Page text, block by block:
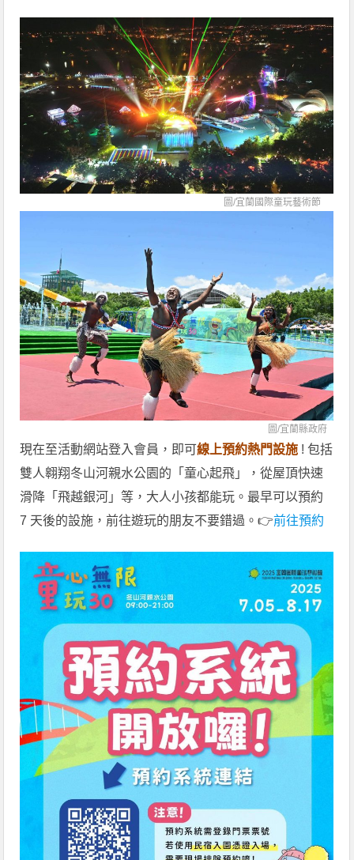
圖/宜蘭國際童玩藝術節
圖/宜蘭縣政府
現在至活動網站登入會員，即可線上預約熱門設施 ! 包括
雙人翱翔冬山河親水公園的「童心起飛」，從屋頂快速
滑降「飛越銀河」等，大人小孩都能玩。最早可以預約
7 天後的設施，前往遊玩的朋友不要錯過。👉前往預約